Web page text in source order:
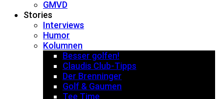
GMVD
Stories
Interviews
Humor
Kolumnen
Besser golfen!
Claudis Club-Tipps
Der Brenninger
Golf & Gaumen
Tee Time